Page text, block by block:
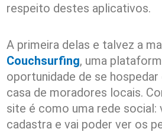
respeito destes aplicativos.
A primeira delas e talvez a
Couchsurfing, uma
oportunidade de se hospedar
casa de moradores locais.
site é como uma rede social:
cadastra e vai poder ver os